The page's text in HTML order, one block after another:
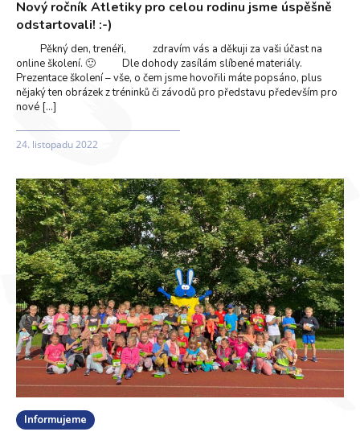
Nový ročník Atletiky pro celou rodinu jsme úspěšně
odstartovali! :-)
Pěkný den, trenéři, zdravím vás a děkuji za vaši účast na
online školení. 🙂 Dle dohody zasílám slíbené materiály.
Prezentace školení – vše, o čem jsme hovořili máte popsáno, plus
nějaký ten obrázek z tréninků či závodů pro představu především pro
nové […]
24. listopadu 2022
Informujeme